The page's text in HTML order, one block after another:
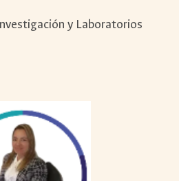
y Laboratorios